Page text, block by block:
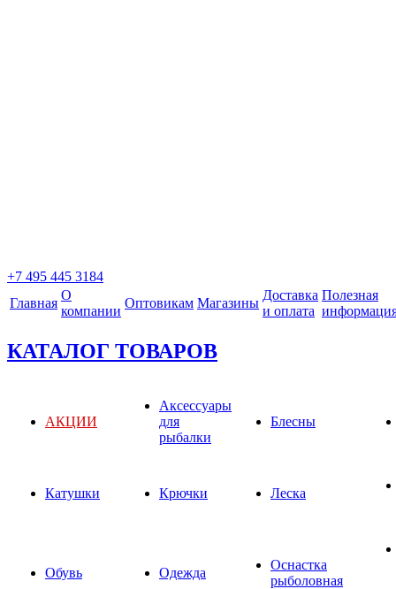
+7 495 445 3184
Главная
О
компании
Оптовикам Магазины
Доставка
и оплата
Полезная
КАТАЛОГ ТОВАРОВ
АКЦИИ
Аксессуары
для
рыбалки
Блесны
Катушки Крючки Леска
Обувь Одежда
Оснастка
рыболовная